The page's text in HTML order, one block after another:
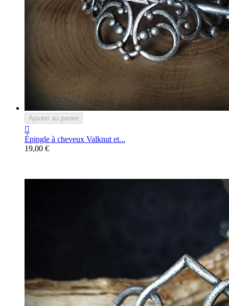
Ajouter au panier

Épingle à cheveux Valknut et...
19,00 €